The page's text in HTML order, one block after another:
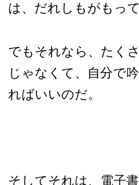
は、だれしもがもっ
でもそれなら、たく
じゃなくて、自分で
ればいいのだ。
そしてそれは、電子